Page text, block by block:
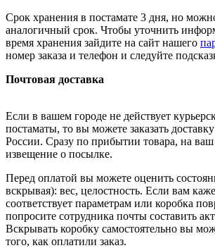
Срок хранения в постамате 3 дня, но
аналогичный срок. Чтобы уточнить
время хранения зайдите на сайт нашего
номер заказа и телефон и следуйте
Почтовая доставка
Если в вашем городе не действует
постаматы, то вы можете заказать
России. Сразу по прибытии товара, на ваш
извещение о посылке.
Перед оплатой вы можете оценить
вскрывая): вес, целостность. Если вам
соответствует параметрам или коробка
попросите сотрудника почты составить
Вскрывать коробку самостоятельно вы
того, как оплатили заказ.